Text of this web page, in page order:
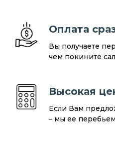
Оплата
Вы получаете
чем покините
Высокая
Если Вам
– мы ее